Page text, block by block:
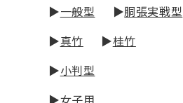
ク
シ
ョ
▶一般型 ▶胴張実戦型
▶真竹 ▶桂竹
▶小判型